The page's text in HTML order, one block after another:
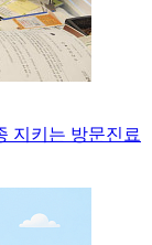
지키는 방문진료